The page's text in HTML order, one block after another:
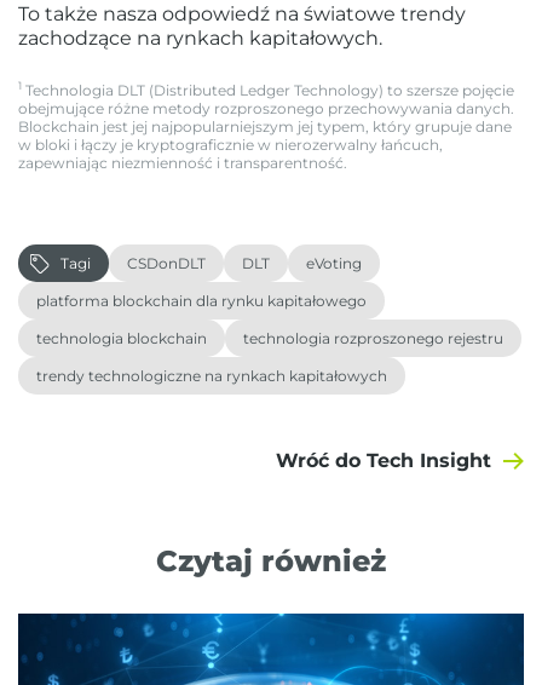
To także nasza odpowiedź na światowe trendy
zachodzące na rynkach kapitałowych.
1 Technologia DLT (Distributed Ledger Technology) to szersze pojęcie
obejmujące różne metody rozproszonego przechowywania danych.
Blockchain jest jej najpopularniejszym jej typem, który grupuje dane
w bloki i łączy je kryptograficznie w nierozerwalny łańcuch,
zapewniając niezmienność i transparentność.
Tagi CSDonDLT DLT eVoting
platforma blockchain dla rynku kapitałowego
technologia blockchain technologia rozproszonego rejestru
trendy technologiczne na rynkach kapitałowych
Wróć do Tech Insight
Czytaj również